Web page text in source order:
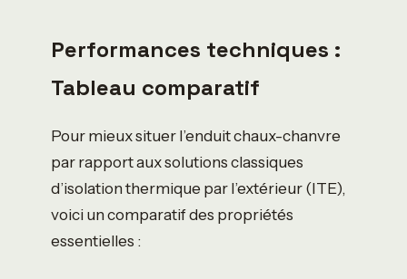
Performances techniques :
Tableau comparatif
Pour mieux situer l’enduit chaux-chanvre
par rapport aux solutions classiques
d’isolation thermique par l’extérieur (ITE),
voici un comparatif des propriétés
essentielles :